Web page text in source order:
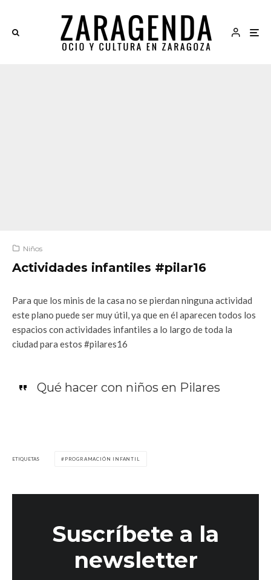
Niños
Actividades infantiles #pilar16
Para que los minis de la casa no se pierdan ninguna actividad
este plano puede ser muy útil, ya que en él aparecen todos los
espacios con actividades infantiles a lo largo de toda la
ciudad para estos #pilares16
Qué hacer con niños en Pilares
ETIQUETAS PROGRAMACIÓN INFANTIL
Suscríbete a la
newsletter